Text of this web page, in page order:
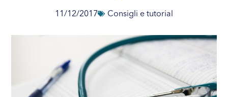
11/12/2017 Consigli e tutorial